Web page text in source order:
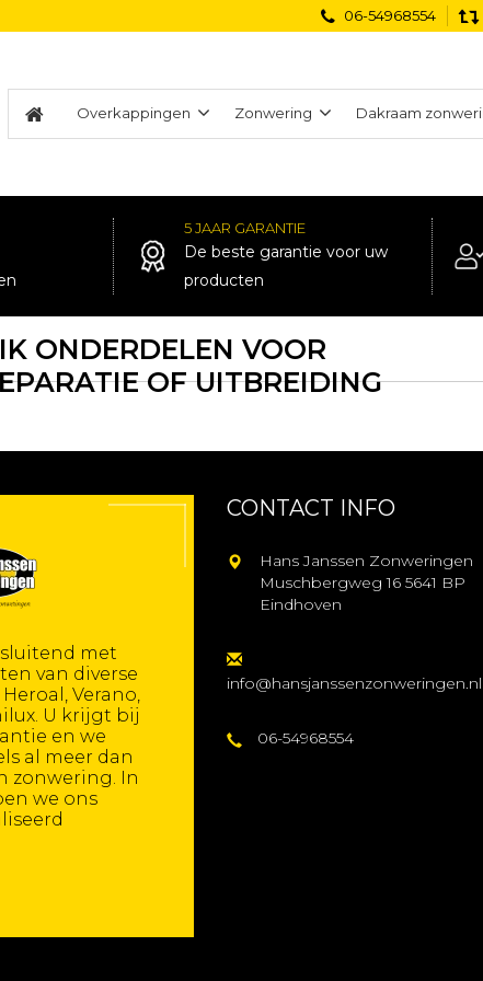
06-54968554
Overkappingen Zonwering Dakraam
5 JAAR GARANTIE
De beste garantie voor uw
producten
ONDERDELEN VOOR
OF UITBREIDING
met
van diverse
Verano,
U krijgt bij
en we
al meer dan
zonwering. In
we ons
CONTACT INFO
Hans Janssen Zonweringen
Muschbergweg 16 5641 BP
Eindhoven
info@hansjanssenzonweringen.nl
06-54968554